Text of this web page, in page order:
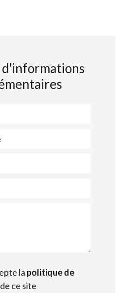
d'informations
la politique de
de ce site